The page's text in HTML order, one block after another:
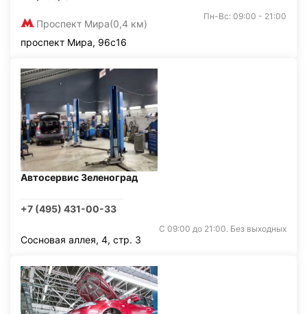
Проспект Мира(0,4 км)
Пн-Вс: 09:00 - 21:00
проспект Мира, 96с16
Автосервис Зеленоград
+7 (495) 431-00-33
С 09:00 до 21:00. Без выходных
Сосновая аллея, 4, стр. 3